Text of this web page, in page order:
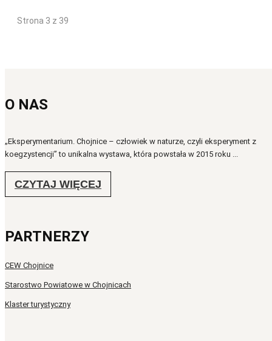
Strona 3 z 39
O NAS
„Eksperymentarium. Chojnice – człowiek w naturze, czyli eksperyment z
koegzystencji” to unikalna wystawa, która powstała w 2015 roku ...
CZYTAJ WIĘCEJ
PARTNERZY
CEW Chojnice
Starostwo Powiatowe w Chojnicach
Klaster turystyczny